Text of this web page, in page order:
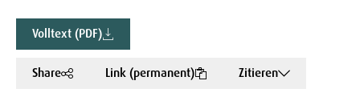
Volltext (PDF)
Share Link (permanent) Zitieren